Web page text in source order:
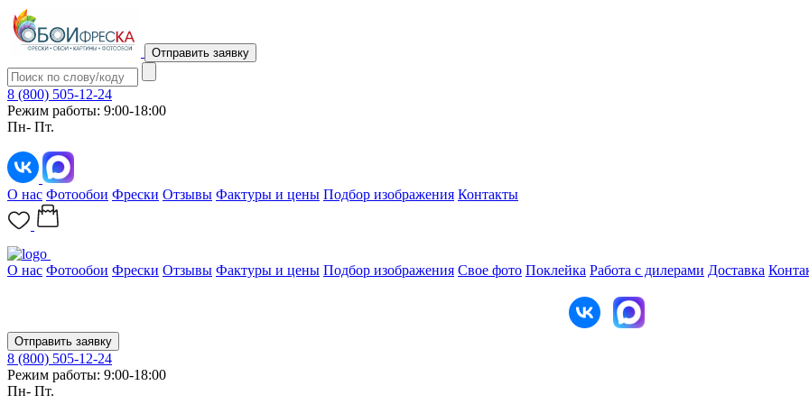
Отправить заявку
8 (800) 505-12-24
Режим работы: 9:00-18:00
Пн- Пт.
О нас Фотообои Фрески Отзывы Фактуры и цены Подбор изображения Контакты
О нас Фотообои Фрески Отзывы Фактуры и цены Подбор изображения Свое фото Поклейка Работа с дилерами Доставка
Отправить заявку
8 (800) 505-12-24
Режим работы: 9:00-18:00
Пн- Пт.